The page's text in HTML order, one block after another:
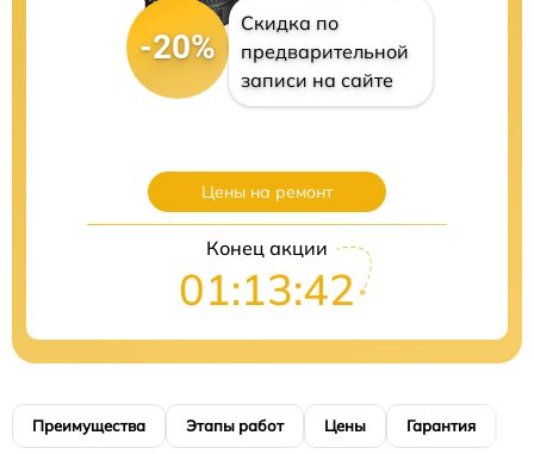
-20%
Скидка по
предварительной
записи на сайте
Цены на ремонт
Конец акции
01:13:41
Преимущества Этапы работ Цены Гарантия